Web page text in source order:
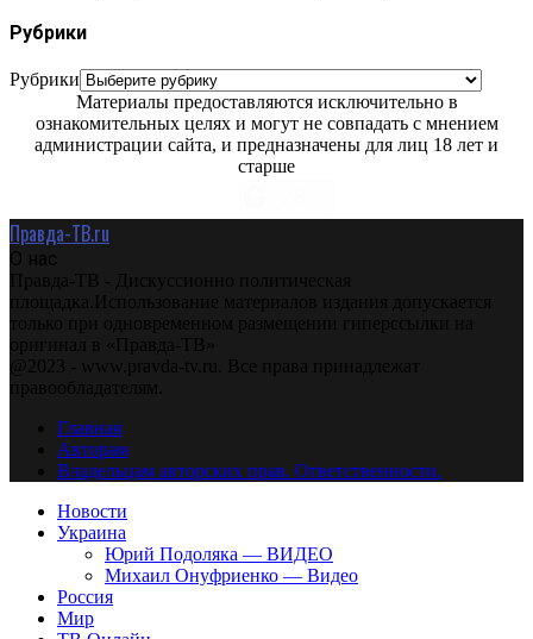
Рубрики
Рубрики
Материалы предоставляются исключительно в
ознакомительных целях и могут не совпадать с мнением
администрации сайта, и предназначены для лиц 18 лет и
старше
Правда-ТВ.ru
О нас
Правда-ТВ - Дискуссионно политическая
площадка.Использование материалов издания допускается
только при одновременном размещении гиперссылки на
оригинал в «Правда-ТВ»
@2023 - www.pravda-tv.ru. Все права принадлежат
правообладателям.
Главная
Авторам
Владельцам авторских прав. Ответственности.
Новости
Украина
Юрий Подоляка — ВИДЕО
Михаил Онуфриенко — Видео
Россия
Мир